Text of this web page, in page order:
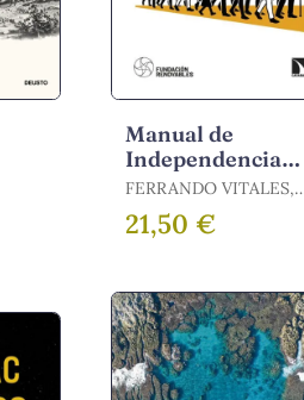
Manual de
Independencia
Energética
FERRANDO VITALES,
FERNANDO /
MORALES LOPEZ /
21,50 €